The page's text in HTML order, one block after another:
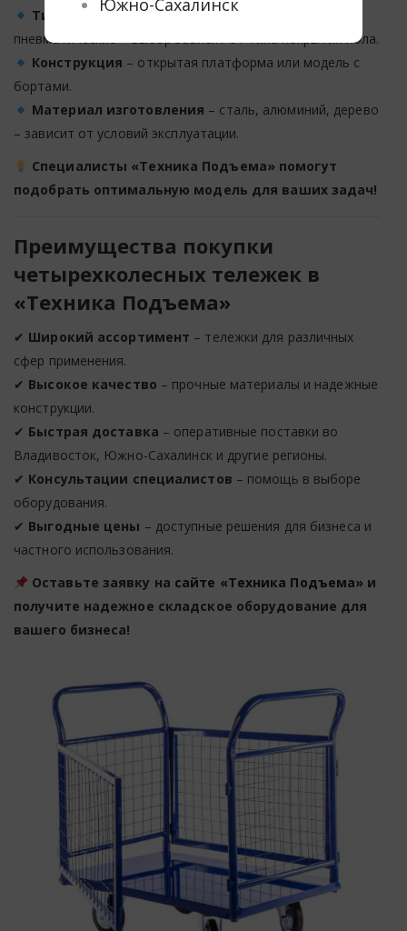
Тип колес– полиуретановые, резиновые,
пневматические – выбор зависит от типа покрытия пола.
Конструкция – открытая платформа или модель с
бортами.
Материал изготовления – сталь, алюминий, дерево
– зависит от условий эксплуатации.
Специалисты «Техника Подъема» помогут
подобрать оптимальную модель для ваших задач!
Преимущества покупки
четырехколесных тележек в
«Техника Подъема»
✔ Широкий ассортимент – тележки для различных
сфер применения.
✔ Высокое качество – прочные материалы и надежные
конструкции.
✔ Быстрая доставка – оперативные поставки во
Владивосток, Южно-Сахалинск и другие регионы.
✔ Консультации специалистов – помощь в выборе
оборудования.
✔ Выгодные цены – доступные решения для бизнеса и
частного использования.
Оставьте заявку на сайте «Техника Подъема» и
получите надежное складское оборудование для
вашего бизнеса!
Южно-Сахалинск